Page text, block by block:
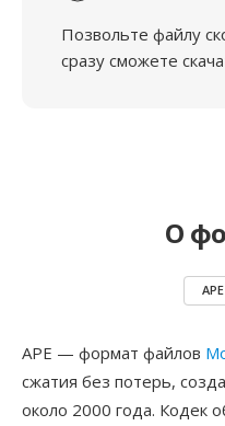
Позвольте файлу
сразу сможете
О
APE
APE — формат файлов
сжатия без потерь,
около 2000 года. Кодек